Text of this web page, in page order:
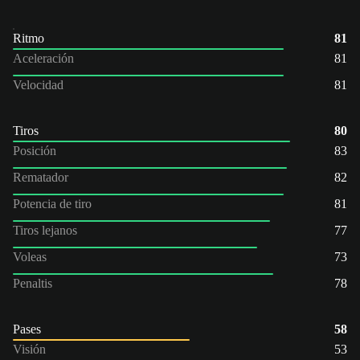
Ritmo
81
Aceleración
81
Velocidad
81
Tiros
80
Posición
83
Rematador
82
Potencia de tiro
81
Tiros lejanos
77
Voleas
73
Penaltis
78
Pases
58
Visión
53